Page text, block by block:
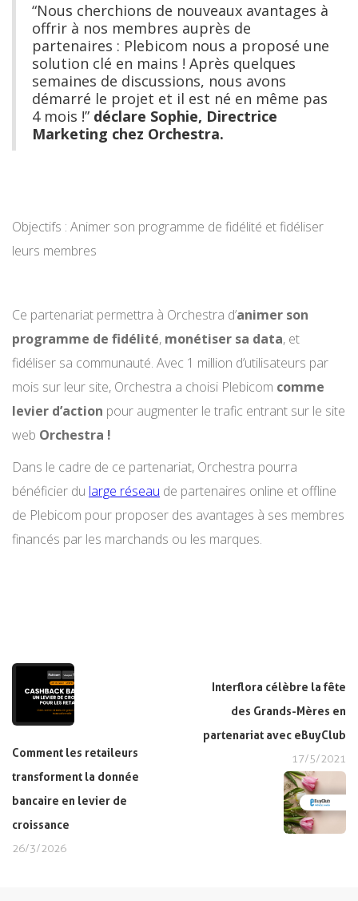
“Nous cherchions de nouveaux avantages à
offrir à nos membres auprès de
partenaires : Plebicom nous a proposé une
solution clé en mains ! Après quelques
semaines de discussions, nous avons
démarré le projet et il est né en même pas
4 mois !” déclare Sophie, Directrice
Marketing chez Orchestra.
Objectifs : Animer son programme de fidélité et fidéliser
leurs membres
Ce partenariat permettra à Orchestra d’animer son
programme de fidélité, monétiser sa data, et
fidéliser sa communauté. Avec 1 million d’utilisateurs par
mois sur leur site, Orchestra a choisi Plebicom comme
levier d’action pour augmenter le trafic entrant sur le site
web Orchestra !
Dans le cadre de ce partenariat, Orchestra pourra
bénéficier du large réseau de partenaires online et offline
de Plebicom pour proposer des avantages à ses membres
financés par les marchands ou les marques.
Comment les retaileurs
transforment la donnée
bancaire en levier de
croissance
26/3/2026
Interflora célèbre la fête
des Grands-Mères en
partenariat avec eBuyClub
17/5/2021